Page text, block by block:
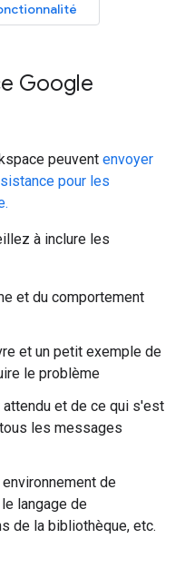
Google
peuvent envoyer
pour les
à inclure les
et du comportement
et un petit exemple de
le problème
et de ce qui s'est
les messages
de
langage de
de la bibliothèque, etc.